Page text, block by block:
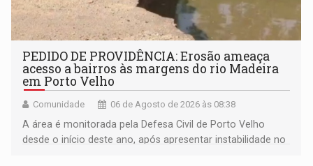
PEDIDO DE PROVIDÊNCIA: Erosão ameaça
acesso a bairros às margens do rio Madeira
em Porto Velho
Comunidade 06 de Agosto de 2026 às 08:38
A área é monitorada pela Defesa Civil de Porto Velho
desde o início deste ano, após apresentar instabilidade no